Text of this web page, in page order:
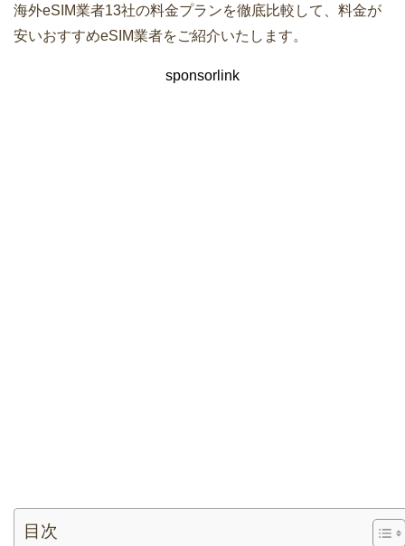
海外eSIM業者13社の料金プランを徹底比較して、料金が
安いおすすめeSIM業者をご紹介いたします。
sponsorlink
目次